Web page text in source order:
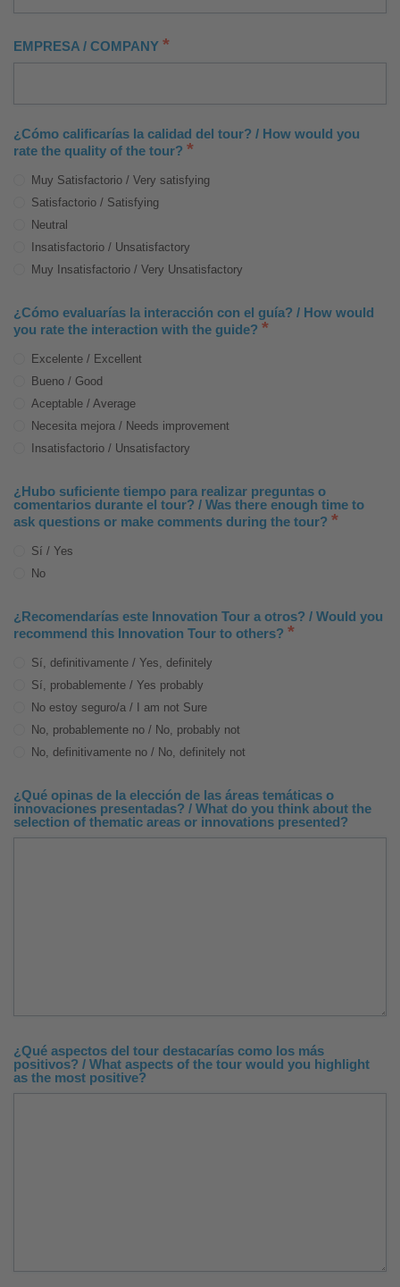
EMPRESA / COMPANY *
¿Cómo calificarías la calidad del tour? / How would you
rate the quality of the tour? *
Muy Satisfactorio / Very satisfying
Satisfactorio / Satisfying
Neutral
Insatisfactorio / Unsatisfactory
Muy Insatisfactorio / Very Unsatisfactory
¿Cómo evaluarías la interacción con el guía? / How would
you rate the interaction with the guide? *
Excelente / Excellent
Bueno / Good
Aceptable / Average
Necesita mejora / Needs improvement
Insatisfactorio / Unsatisfactory
¿Hubo suficiente tiempo para realizar preguntas o
comentarios durante el tour? / Was there enough time to
ask questions or make comments during the tour? *
Sí / Yes
No
¿Recomendarías este Innovation Tour a otros? / Would you
recommend this Innovation Tour to others? *
Sí, definitivamente / Yes, definitely
Sí, probablemente / Yes probably
No estoy seguro/a / I am not Sure
No, probablemente no / No, probably not
No, definitivamente no / No, definitely not
¿Qué opinas de la elección de las áreas temáticas o
innovaciones presentadas? / What do you think about the
selection of thematic areas or innovations presented?
¿Qué aspectos del tour destacarías como los más
positivos? / What aspects of the tour would you highlight
as the most positive?